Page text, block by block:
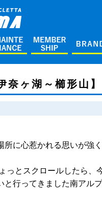
奈ヶ湖～櫛形山】
に心惹かれる思いが強
っとスクロールしたら、
行ってきました南アルプ